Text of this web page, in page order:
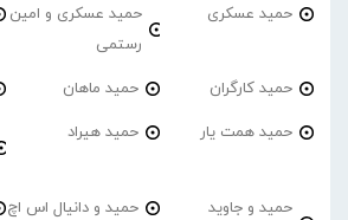
حمید عسکری
حمید عسکری و امین
رستمی
حمید کارگران حمید ماهان
حمید همت یار حمید هیراد
حمید و جاوید
حمید و دانیال اس اچ